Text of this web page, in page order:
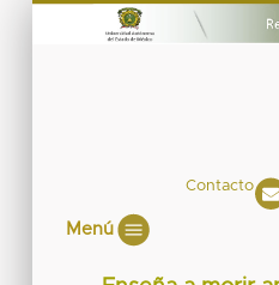
Contacto
Menú